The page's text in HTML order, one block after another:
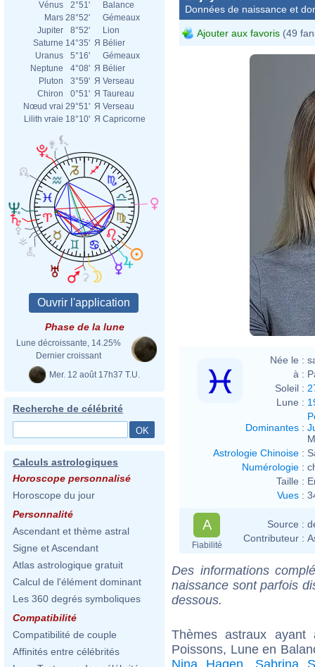
Vénus
2°51'
Balance
Mars 28°52'
Gémeaux
Jupiter
8°52'
Lion
Saturne 14°35' Я Bélier
Uranus
5°16'
Gémeaux
Neptune
4°08' Я Bélier
Pluton
3°59' Я Verseau
Chiron
0°51' Я Taureau
Nœud vrai 29°51' Я Verseau
Lilith vraie 18°10' Я Capricorne
Phase de la lune
Lune décroissante, 14.25%
Dernier croissant
Mer. 12 août 17h37 T.U.
Recherche de célébrité
Calculs astrologiques
Horoscope personnalisé
Horoscope du jour
Personnalité
Ascendant et thème astral
Signe et Ascendant
Atlas astrologique gratuit
Calcul de l'élément dominant
Les 360 degrés symboliques
Compatibilité
Compatibilité de couple
Affinités entre célébrités
Données de naissance et
Ajouter aux favoris (49
Née le :
à :
Soleil :
Lune :
Dominantes :
Astrologie Chinoise :
Numérologie :
Taille :
Vues :
A
Fiabilité
Source :
Contributeur :
Des informations
naissance sont parfois
dessous.
Thèmes astraux
Poissons, Lune en
Nina Hagen, Sabrina